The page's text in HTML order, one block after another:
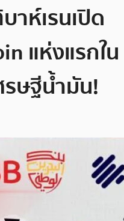
าห์เรนเปิด
แห่งแรกใน
รษฐีน้ำมัน!